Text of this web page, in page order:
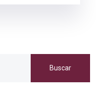
Buscar